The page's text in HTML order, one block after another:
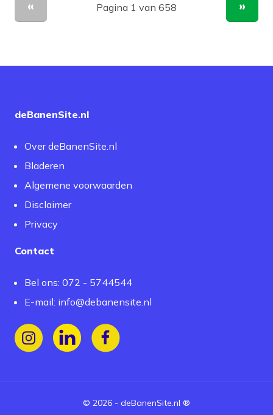
Vorige pagina
Pagina 1 van 658
deBanenSite.nl
Over deBanenSite.nl
Bladeren
Algemene voorwaarden
Disclaimer
Privacy
Contact
Bel ons: 072 - 5744544
E-mail: info@debanensite.nl
© 2026 - deBanenSite.nl ®